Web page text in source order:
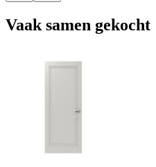
Vaak samen gekocht